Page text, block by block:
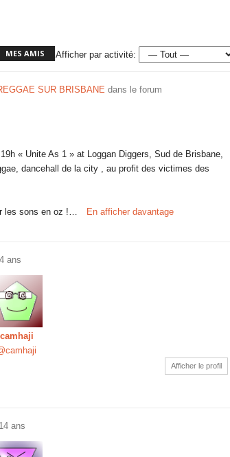
MES AMIS Afficher par activité:
SUR BRISBANE dans le forum
« Unite As 1 » at Loggan Diggers, Sud de Brisbane,
dancehall de la city , au profit des victimes des
les sons en oz !…
En afficher davantage
ans
camhaji
Afficher le profil
ans